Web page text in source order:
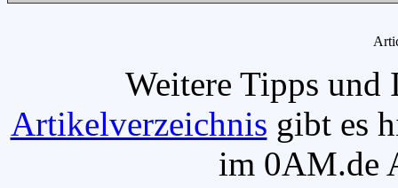
Weitere Tipps und
Artikelverzeichnis gibt es
im 0AM.de